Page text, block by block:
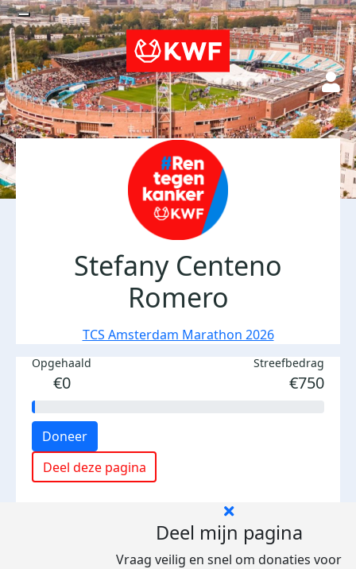
Stefany Centeno
Romero
TCS Amsterdam Marathon 2026
Opgehaald
€0
Streefbedrag
€750
Doneer
Deel deze pagina
Deel mijn pagina
Vraag veilig en snel om donaties voor